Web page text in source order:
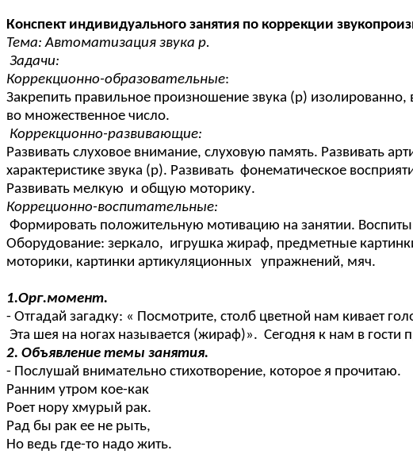
Конспект индивидуального занятия по коррекции
Тема: Автоматизация звука р.
Задачи:
Коррекционно-образовательные:
Закрепить правильное произношение звука (р)
во множественное число.
Коррекционно-развивающие:
Развивать слуховое внимание, слуховую память. Развивать
характеристике звука (р). Развивать фонематическое
Развивать мелкую и общую моторику.
Корреционно-воспитательные:
Формировать положительную мотивацию на занятии.
Оборудование: зеркало, игрушка жираф, предметные
моторики, картинки артикуляционных упражнений, мяч.
1.Орг.момент.
- Отгадай загадку: « Посмотрите, столб цветной нам кивает
Эта шея на ногах называется (жираф)». Сегодня к нам в
2. Объявление темы занятия.
- Послушай внимательно стихотворение, которое я прочитаю.
Ранним утром кое-как
Роет нору хмурый рак.
Рад бы рак ее не рыть,
Но ведь где-то надо жить.